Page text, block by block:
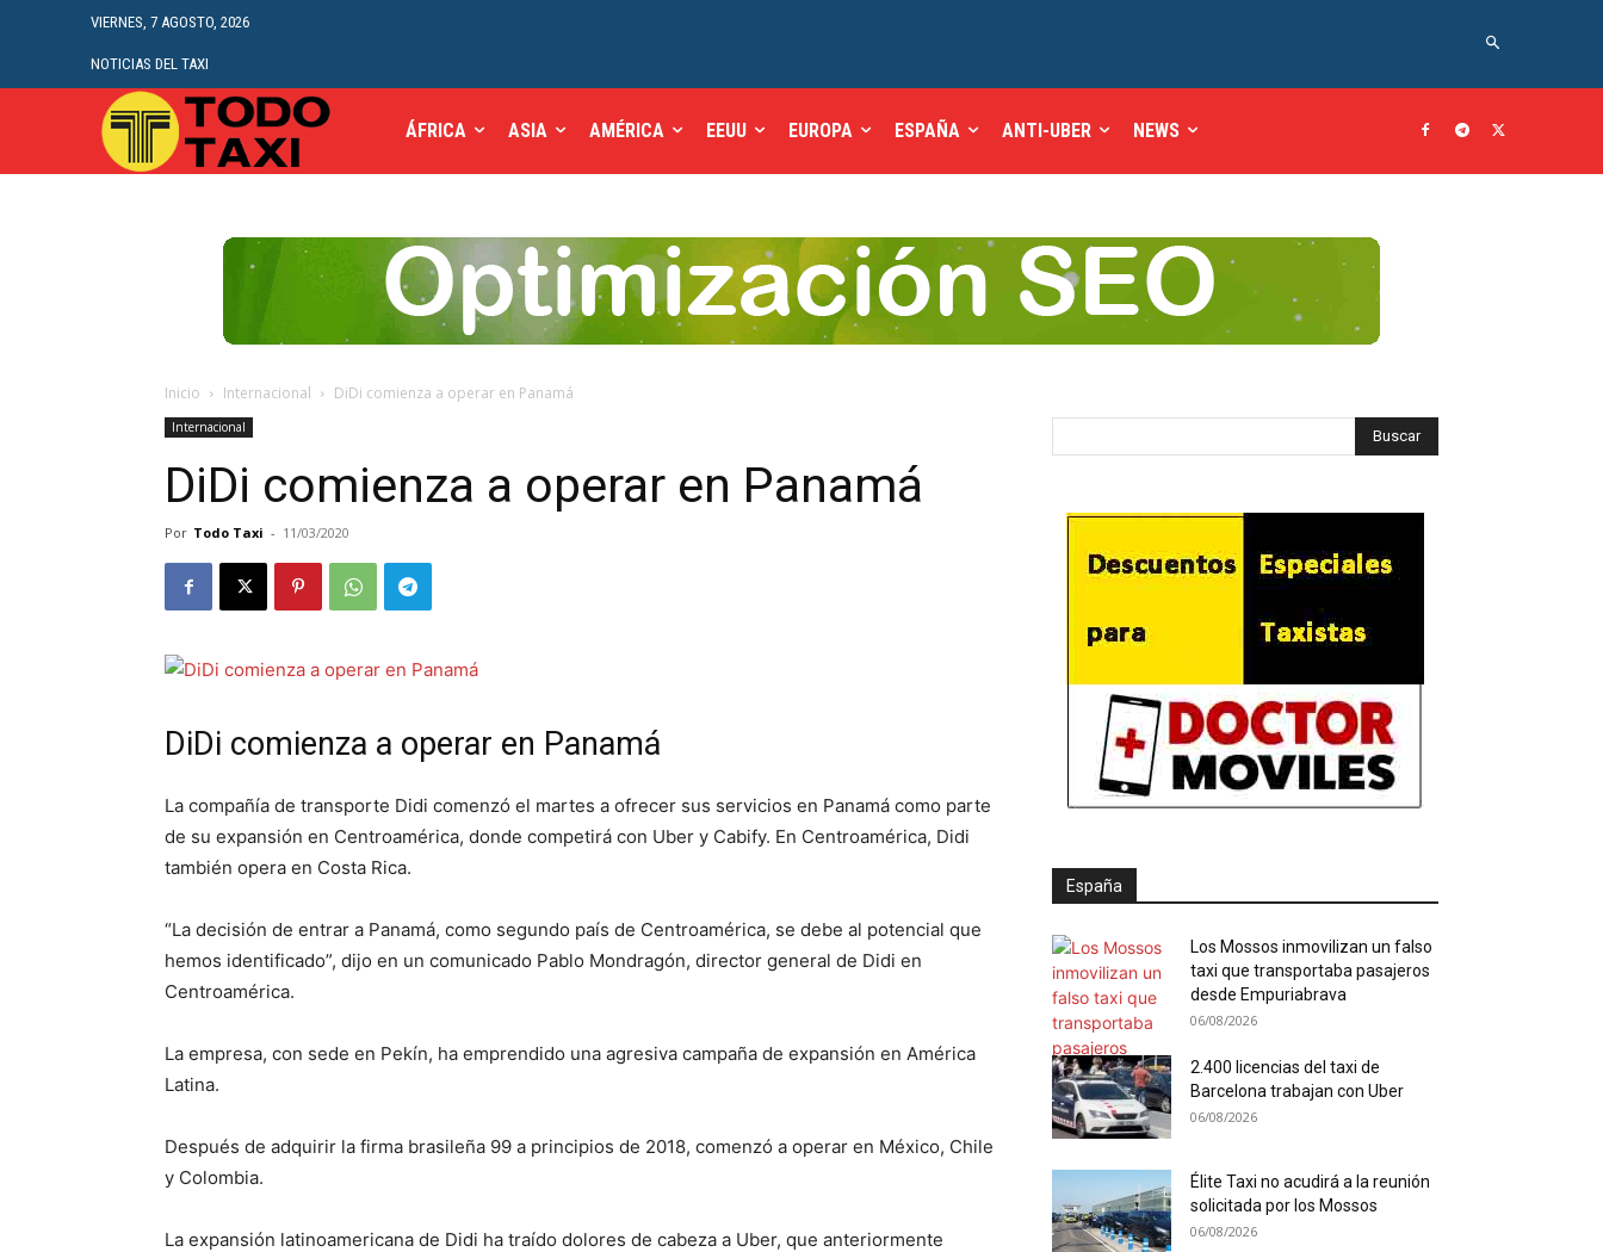
VIERNES, 7 AGOSTO, 2026
NOTICIAS DEL TAXI
ÁFRICA ASIA AMÉRICA EEUU EUROPA ESPAÑA ANTI-UBER NEWS
Inicio Internacional DiDi comienza a operar en Panamá
Internacional
DiDi comienza a operar en Panamá
Por Todo Taxi - 11/03/2020
DiDi comienza a operar en Panamá
La compañía de transporte Didi comenzó el martes a ofrecer sus servicios en Panamá como parte
de su expansión en Centroamérica, donde competirá con Uber y Cabify. En Centroamérica, Didi
también opera en Costa Rica.
“La decisión de entrar a Panamá, como segundo país de Centroamérica, se debe al potencial que
hemos identificado”, dijo en un comunicado Pablo Mondragón, director general de Didi en
Centroamérica.
La empresa, con sede en Pekín, ha emprendido una agresiva campaña de expansión en América
Latina.
Después de adquirir la firma brasileña 99 a principios de 2018, comenzó a operar en México, Chile
y Colombia.
La expansión latinoamericana de Didi ha traído dolores de cabeza a Uber, que anteriormente
España
Los Mossos inmovilizan un falso
taxi que transportaba pasajeros
desde Empuriabrava
06/08/2026
2.400 licencias del taxi de
Barcelona trabajan con Uber
06/08/2026
Élite Taxi no acudirá a la reunión
solicitada por los Mossos
06/08/2026